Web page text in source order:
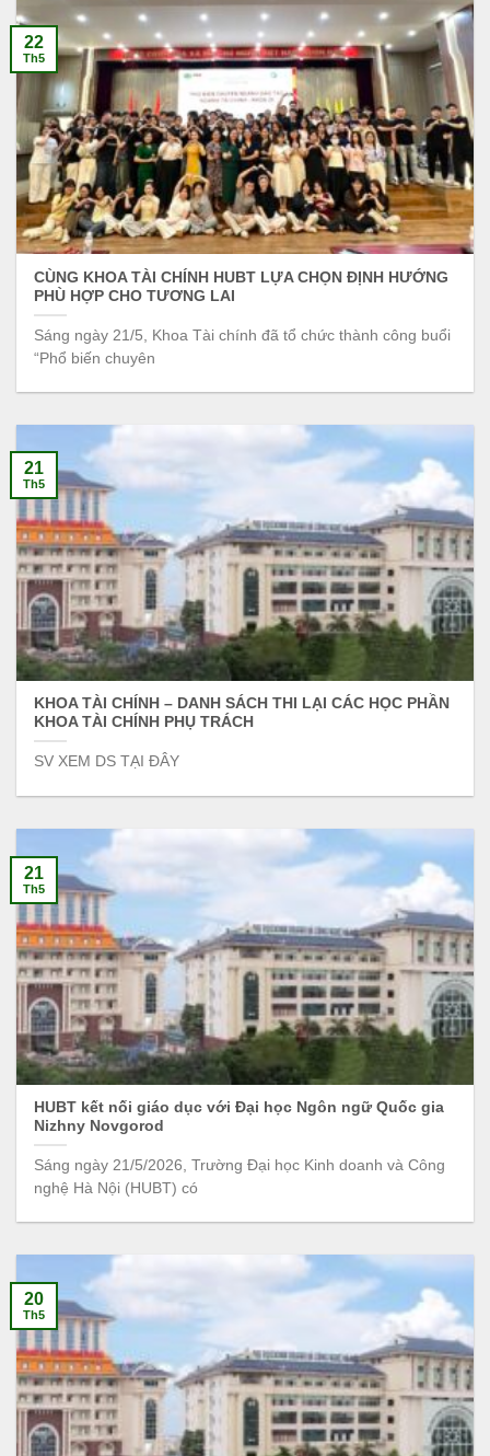
CÙNG KHOA TÀI CHÍNH HUBT LỰA CHỌN ĐỊNH HƯỚNG
PHÙ HỢP CHO TƯƠNG LAI
Sáng ngày 21/5, Khoa Tài chính đã tổ chức thành công buổi
“Phổ biến chuyên
22
Th5
KHOA TÀI CHÍNH – DANH SÁCH THI LẠI CÁC HỌC PHẦN
KHOA TÀI CHÍNH PHỤ TRÁCH
SV XEM DS TẠI ĐÂY
21
Th5
HUBT kết nối giáo dục với Đại học Ngôn ngữ Quốc gia
Nizhny Novgorod
Sáng ngày 21/5/2026, Trường Đại học Kinh doanh và Công
nghệ Hà Nội (HUBT) có
21
Th5
20
Th5